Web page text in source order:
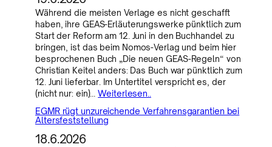
Während die meisten Verlage es nicht geschafft
haben, ihre GEAS-Erläuterungswerke pünktlich zum
Start der Reform am 12. Juni in den Buchhandel zu
bringen, ist das beim Nomos-Verlag und beim hier
besprochenen Buch „Die neuen GEAS-Regeln“ von
Christian Keitel anders: Das Buch war pünktlich zum
12. Juni lieferbar. Im Untertitel verspricht es, der
(nicht nur: ein)…Weiterlesen..
EGMR rügt unzureichende Verfahrensgarantien bei
Altersfeststellung
18.6.2026